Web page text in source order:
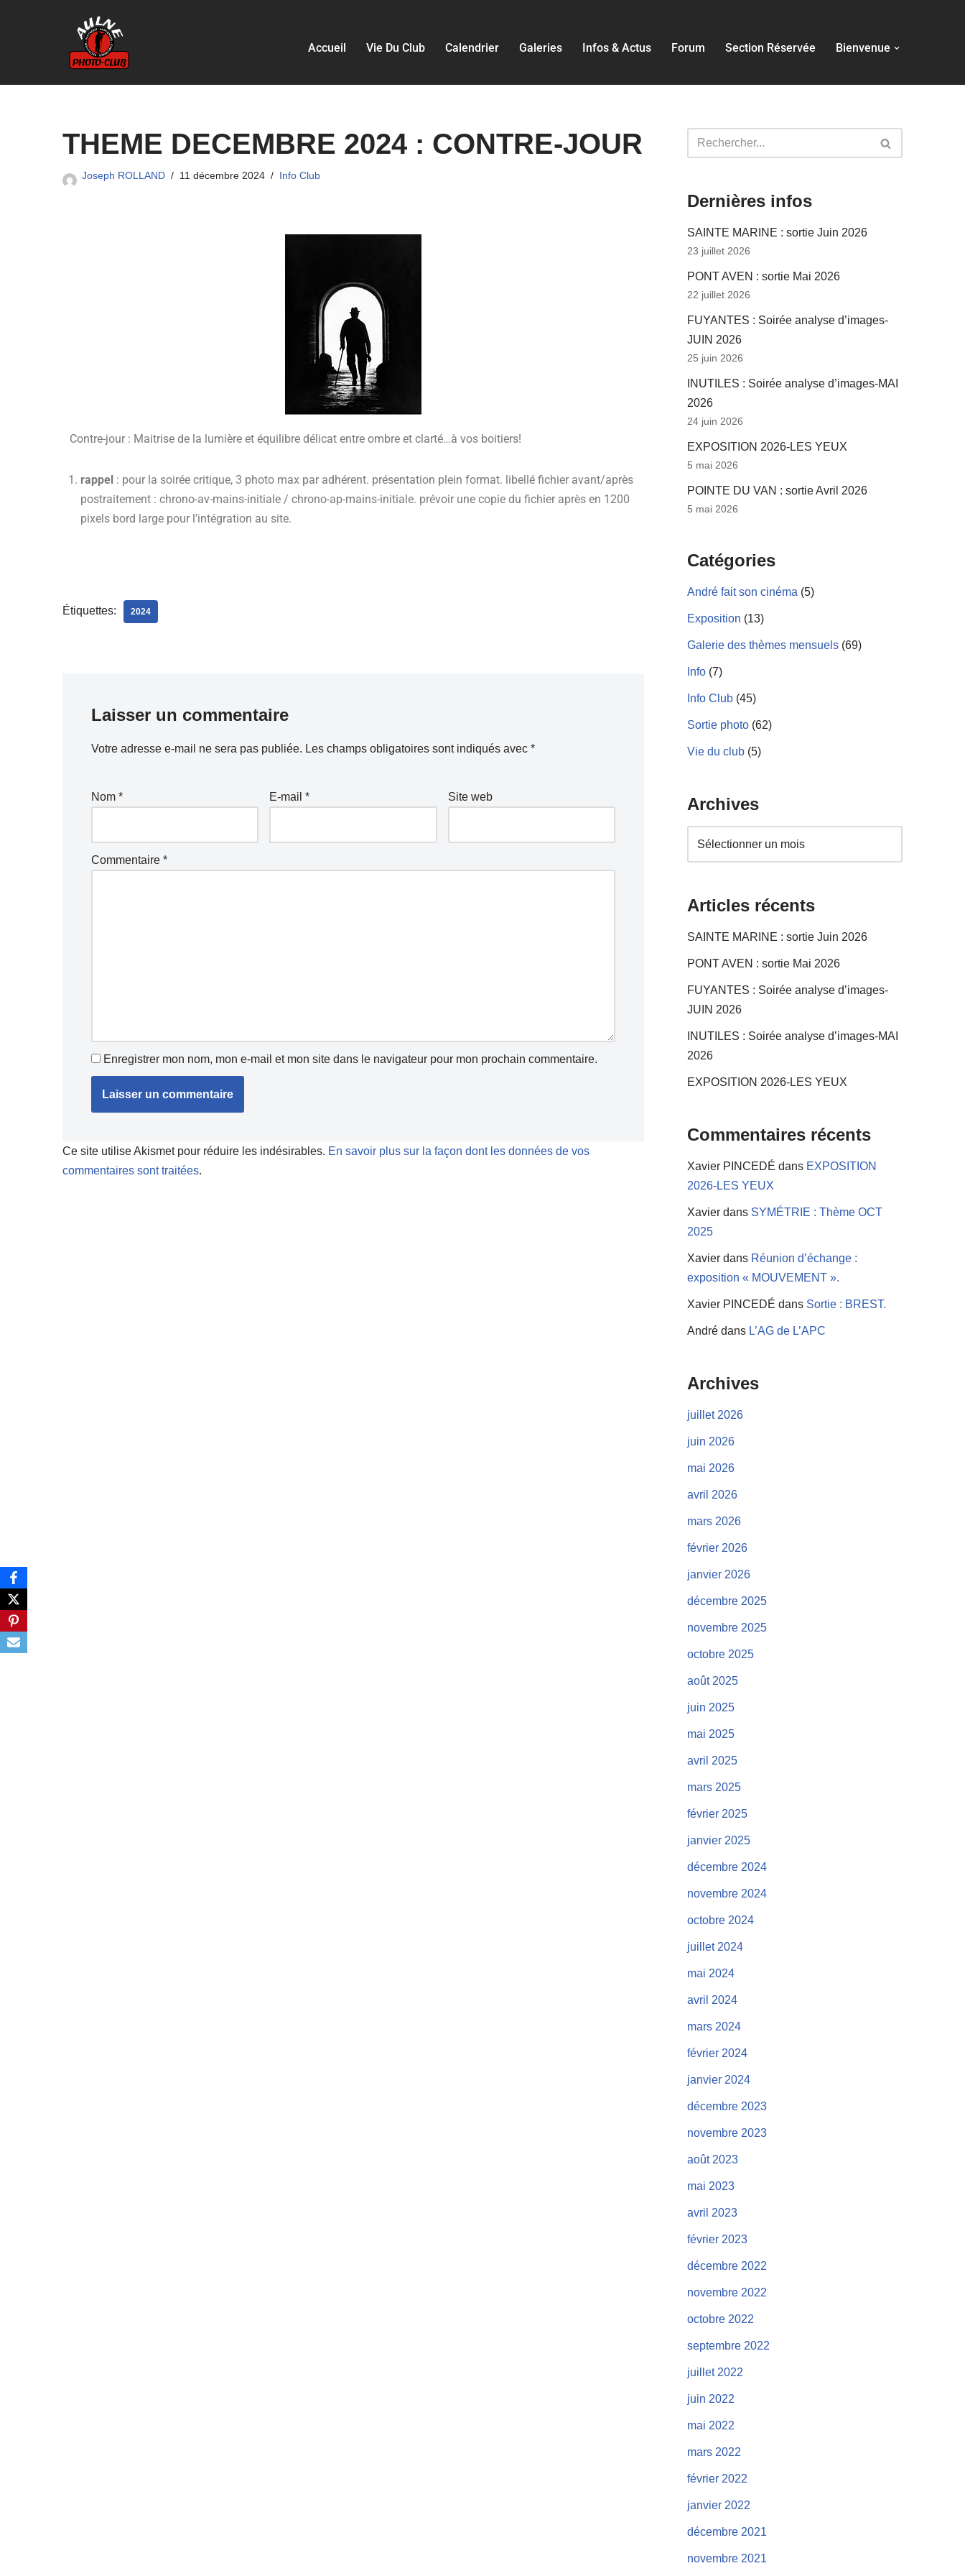
Accueil Vie Du Club Calendrier Galeries Infos & Actus Forum Section Réservée Bienvenue
THEME DECEMBRE 2024 : CONTRE-JOUR
Joseph ROLLAND 11 décembre 2024 Info Club
Contre-jour : Maitrise de la lumière et équilibre délicat entre ombre et clarté…à vos boitiers!
rappel : pour la soirée critique, 3 photo max par adhérent. présentation plein format. libellé fichier avant/après
postraitement : chrono-av-mains-initiale / chrono-ap-mains-initiale. prévoir une copie du fichier après en 1200
pixels bord large pour l’intégration au site.
Étiquettes: 2024
Laisser un commentaire
Votre adresse e-mail ne sera pas publiée. Les champs obligatoires sont indiqués avec *
Nom * E-mail* Site web
Commentaire *
Enregistrer mon nom, mon e-mail et mon site dans le navigateur pour mon prochain commentaire.
Ce site utilise Akismet pour réduire les indésirables. En savoir plus sur la façon dont les données de vos
commentaires sont traitées.
Dernières infos
SAINTE MARINE : sortie Juin 2026
23 juillet 2026
PONT AVEN : sortie Mai 2026
22 juillet 2026
FUYANTES : Soirée analyse d’images-
JUIN 2026
25 juin 2026
INUTILES : Soirée analyse d’images-MAI
2026
24 juin 2026
EXPOSITION 2026-LES YEUX
5 mai 2026
POINTE DU VAN : sortie Avril 2026
5 mai 2026
Catégories
André fait son cinéma (5)
Exposition (13)
Galerie des thèmes mensuels (69)
Info (7)
Info Club (45)
Sortie photo (62)
Vie du club (5)
Archives
Articles récents
SAINTE MARINE : sortie Juin 2026
PONT AVEN : sortie Mai 2026
FUYANTES : Soirée analyse d’images-
JUIN 2026
INUTILES : Soirée analyse d’images-MAI
2026
EXPOSITION 2026-LES YEUX
Commentaires récents
Xavier PINCEDÉ dans EXPOSITION
2026-LES YEUX
Xavier dans SYMÉTRIE : Thème OCT
2025
Xavier dans Réunion d’échange :
exposition « MOUVEMENT ».
Xavier PINCEDÉ dans Sortie : BREST.
André dans L’AG de L’APC
Archives
juillet 2026
juin 2026
mai 2026
avril 2026
mars 2026
février 2026
janvier 2026
décembre 2025
novembre 2025
octobre 2025
août 2025
juin 2025
mai 2025
avril 2025
mars 2025
février 2025
janvier 2025
décembre 2024
novembre 2024
octobre 2024
juillet 2024
mai 2024
avril 2024
mars 2024
février 2024
janvier 2024
décembre 2023
novembre 2023
août 2023
mai 2023
avril 2023
février 2023
décembre 2022
novembre 2022
octobre 2022
septembre 2022
juillet 2022
juin 2022
mai 2022
mars 2022
février 2022
janvier 2022
décembre 2021
novembre 2021